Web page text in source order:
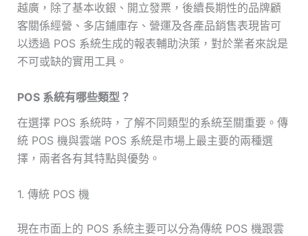
越廣，除了基本收銀、開立發票，後續長期性的品牌顧
客關係經營、多店鋪庫存、營運及各產品銷售表現皆可
以透過 POS 系統生成的報表輔助決策，對於業者來說是
不可或缺的實用工具。
POS 系統有哪些類型？
在選擇 POS 系統時，了解不同類型的系統至關重要。傳
統 POS 機與雲端 POS 系統是市場上最主要的兩種選
擇，兩者各有其特點與優勢。
1. 傳統 POS 機
現在市面上的 POS 系統主要可以分為傳統 POS 機跟雲